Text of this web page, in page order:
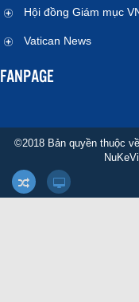
Hội đồng Giám mục
Vatican News
FANPAGE
©2018 Bản quyền thuộc